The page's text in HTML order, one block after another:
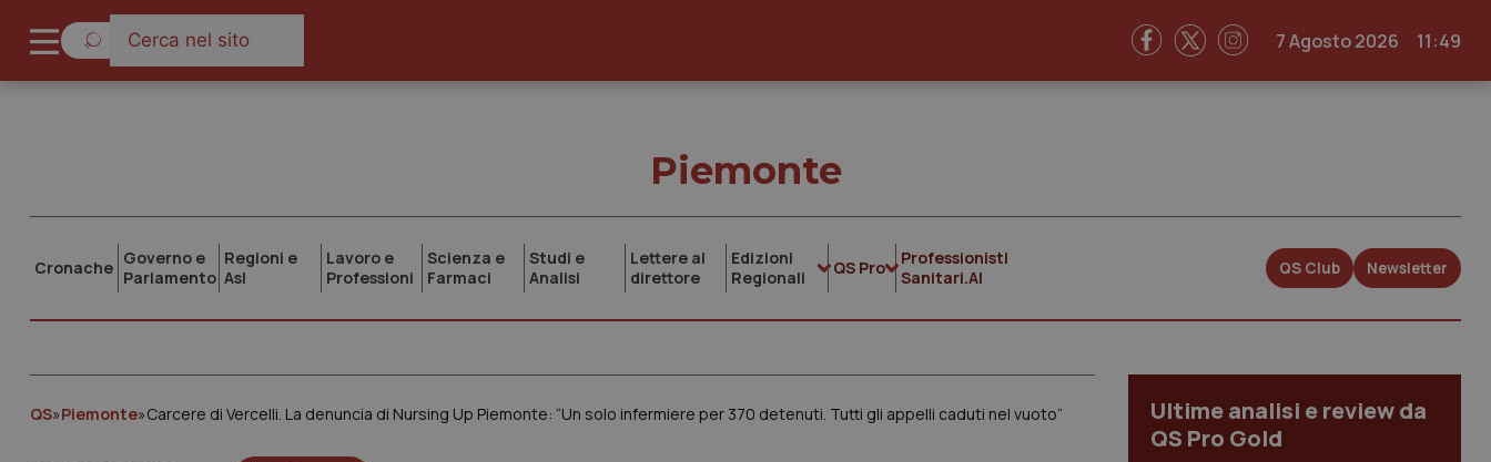
7 Agosto 2026 11:49
Piemonte
Cronache Governo e
Parlamento
Regioni e
Asl
Lavoro e
Professioni
Scienza e
Farmaci
Studi e
Analisi
Lettere al
direttore
Edizioni
Regionali
QS Pro
Professionisti
Sanitari.AI
QS Club Newsletter
QS»Piemonte»Carcere di Vercelli. La denuncia di Nursing Up Piemonte: “Un solo infermiere per 370 detenuti. Tutti gli appelli caduti nel vuoto”
Ultime analisi e review da
QS Pro Gold